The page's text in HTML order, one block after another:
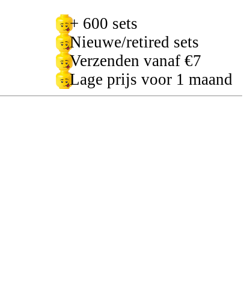
+ 600 sets
Nieuwe/retired sets
Verzenden vanaf €7
Lage prijs voor 1 maand